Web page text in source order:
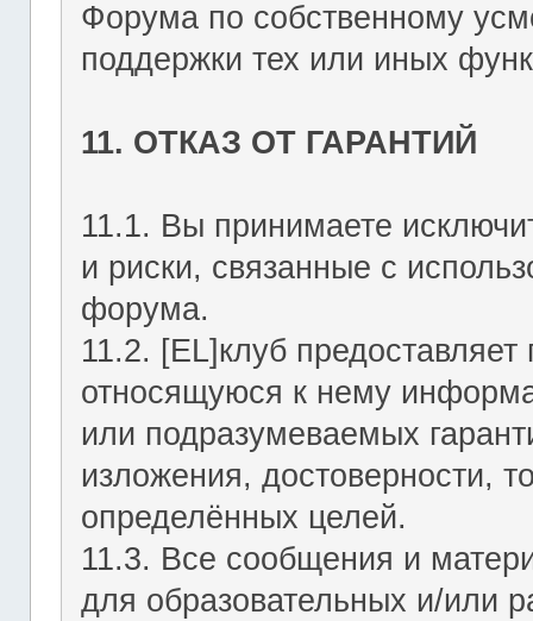
Форума по собственному
поддержки тех или иных
11. ОТКАЗ ОТ ГАРАНТИЙ
11.1. Вы принимаете
и риски, связанные с
форума.
11.2. [EL]клуб
относящуюся к нему
или подразумеваемых
изложения, достоверности,
определённых целей.
11.3. Все сообщения и
для образовательных и/или